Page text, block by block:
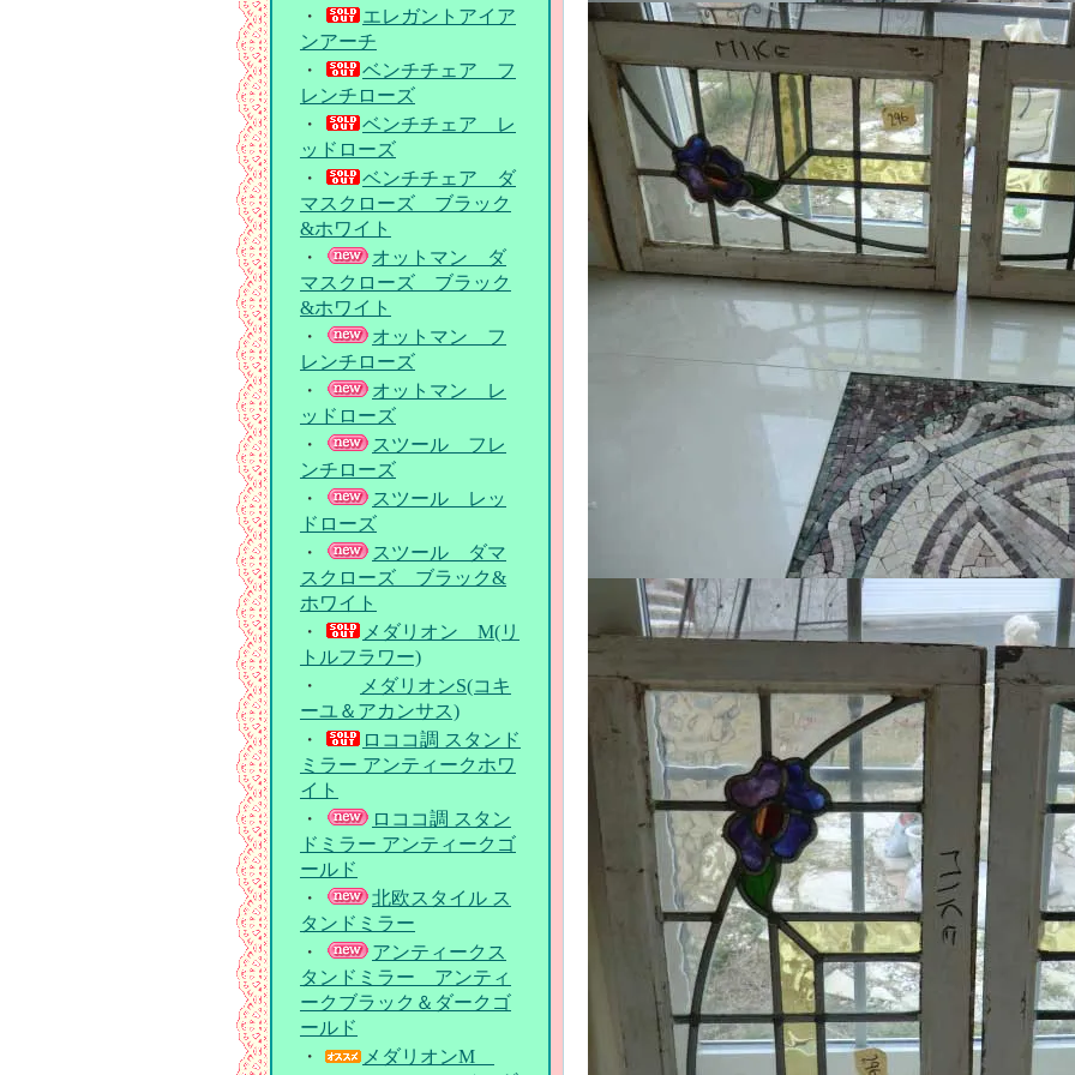
・
エレガントアイア
ンアーチ
・
ベンチチェア フ
レンチローズ
・
ベンチチェア レ
ッドローズ
・
ベンチチェア ダ
マスクローズ ブラック
&ホワイト
・
オットマン ダ
マスクローズ ブラック
&ホワイト
・
オットマン フ
レンチローズ
・
オットマン レ
ッドローズ
・
スツール フレ
ンチローズ
・
スツール レッ
ドローズ
・
スツール ダマ
スクローズ ブラック&
ホワイト
・
メダリオン M(リ
トルフラワー)
・
メダリオンS(コキ
ーユ＆アカンサス)
・
ロココ調 スタンド
ミラー アンティークホワ
イト
・
ロココ調 スタン
ドミラー アンティークゴ
ールド
・
北欧スタイル ス
タンドミラー
・
アンティークス
タンドミラー アンティ
ークブラック＆ダークゴ
ールド
・
メダリオンM